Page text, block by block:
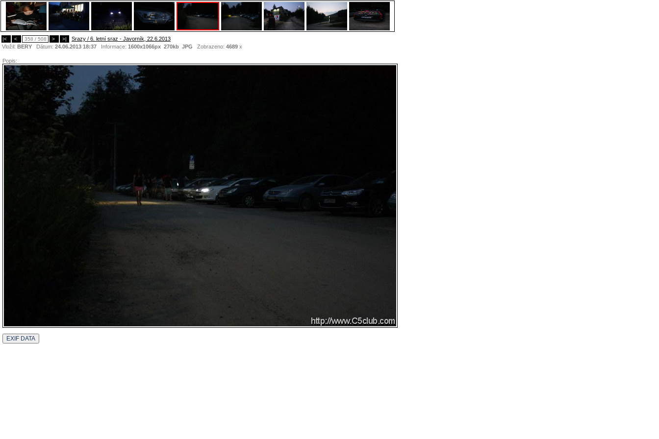
|< < 358 / 508 > >|
Srazy / 6. letní sraz - Javorník, 22.6.2013
Vložil: BERY Dátum: 24.06.2013 18:37 Informace: 1600x1066px 270kb JPG Zobrazeno: 4689 x
Popis: